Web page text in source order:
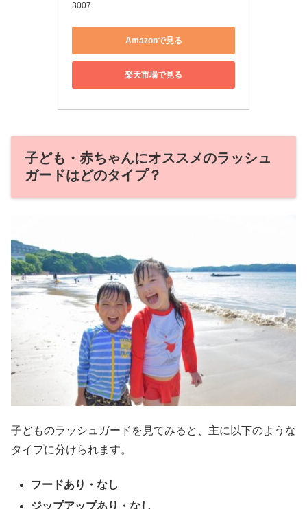
3007
Amazonで見る
楽天市場で見る
子ども・赤ちゃんにオススメのラッシュ
ガードはどのタイプ？
子どものラッシュガードを見てみると、主に以下のような
タイプに分けられます。
フードあり・なし
ジップアップあり・なし